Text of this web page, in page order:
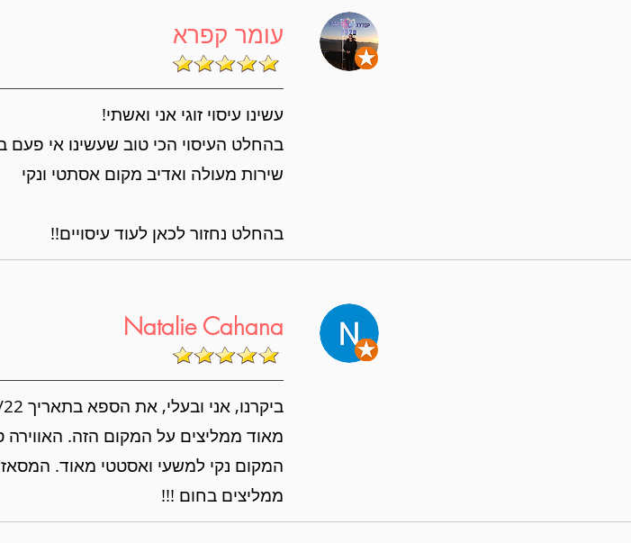
עומר קפרא
עשינו עיסוי זוגי אני ואשתי!
בהחלט העיסוי הכי טוב שעשינו אי פעם
שירות מעולה ואדיב מקום אסתטי ונקי
בהחלט נחזור לכאן לעוד עיסויים!!
Natalie Cahana
ביקרנו, אני ובעלי, את הספא בתאריך 17/02/22 ועשינו בו מסאז' זוגי.
מאוד ממליצים על המקום הזה. האווירה
המקום נקי למשעי ואסטטי מאוד.
ממליצים בחום !!!